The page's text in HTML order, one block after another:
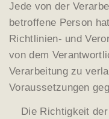
Jede von der
betroffene Person
Richtlinien- und
von dem
Verarbeitung zu
Voraussetzungen
Die Richtigkeit